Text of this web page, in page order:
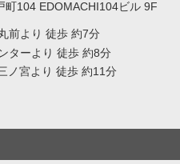
町104 EDOMACHI104ビル 9F
前より 徒歩 約7分
ターより 徒歩 約8分
ノ宮より 徒歩 約11分